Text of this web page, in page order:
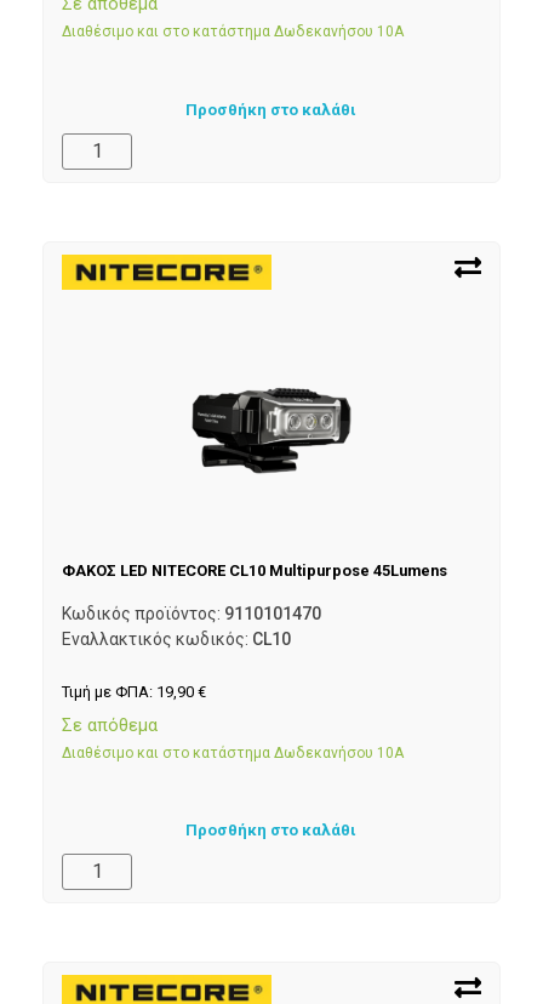
Διαθέσιμο και στο κατάστημα Δωδεκανήσου 10Α
Προσθήκη στο καλάθι
ΦΑΚΟΣ LED NITECORE CL10 Multipurpose 45Lumens
Κωδικός προϊόντος: 9110101470
Εναλλακτικός κωδικός: CL10
Τιμή με ΦΠΑ: 19,90 €
Σε απόθεμα
Διαθέσιμο και στο κατάστημα Δωδεκανήσου 10Α
Προσθήκη στο καλάθι